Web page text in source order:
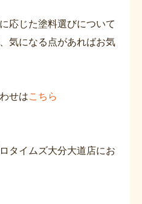
応じた塗料選びについて
気になる点があればお気
せはこちら
タイムズ大分大道店にお